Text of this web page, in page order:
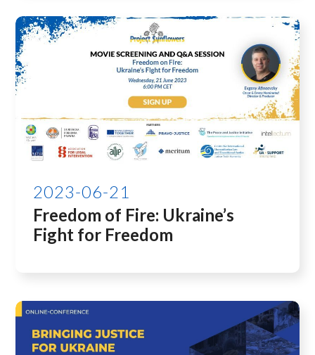
2023-06-21
Freedom of Fire: Ukraine’s
Fight for Freedom